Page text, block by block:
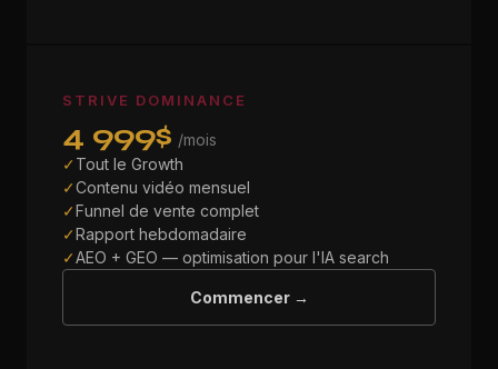
STRIVE DOMINANCE
4 999$ /mois
✓ Tout le Growth
✓Contenu vidéo mensuel
✓Funnel de vente complet
✓Rapport hebdomadaire
✓AEO + GEO — optimisation pour l'IA search
Commencer →